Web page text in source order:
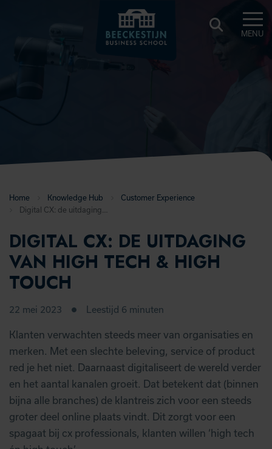
MENU
Home Knowledge Hub
Customer Experience
Digital CX: de uitdaging van high tech & high touch
DIGITAL CX: DE UITDAGING
VAN HIGH TECH & HIGH
TOUCH
22 mei 2023 Leestijd 6 minuten
Klanten verwachten steeds meer van organisaties en
merken. Met een slechte beleving, service of product
red je het niet. Daarnaast digitaliseert de wereld verder
en het aantal kanalen groeit. Dat betekent dat (binnen
bijna alle branches) de klantreis zich voor een steeds
groter deel online plaats vindt. Dit zorgt voor een
spagaat bij cx professionals, klanten willen ‘high tech